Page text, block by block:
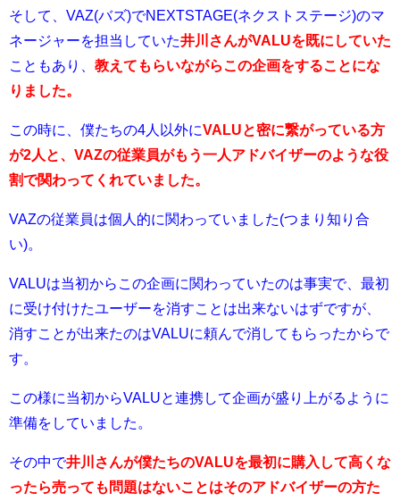
そして、VAZ(バズ)でNEXTSTAGE(ネクストステージ)のマ
ネージャーを担当していた井川さんがVALUを既にしていた
こともあり、 教えてもらいながらこの企画をすることにな
りました。
この時に、僕たちの4人以外にVALUと密に繋がっている方
が2人と、VAZの従業員がもう一人アドバイザーのような役
割で関わってくれていました。
VAZの従業員は個人的に関わっていました(つまり知り合
い)。
VALUは当初からこの企画に関わっていたのは事実で、最初
に受け付けたユーザーを消すことは出来ないはずですが、
消すことが出来たのはVALUに頼んで消してもらったからで
す。
この様に当初からVALUと連携して企画が盛り上がるように
準備をしていました。
その中で井川さんが僕たちのVALUを最初に購入して高くな
ったら売っても問題はないことはそのアドバイザーの方た